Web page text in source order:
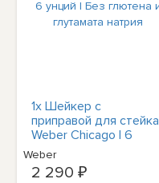
1x Шейкер с
приправой для стейка
Weber Chicago | 6
унций | Без глютена и
глутамата натрия
Weber
2 290 ₽